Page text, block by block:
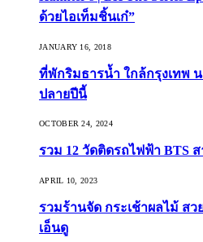
ด้วยไอเท็มชิ้นเก๋”
JANUARY 16, 2018
ที่พักริมธารน้ำ ใกล้กรุงเทพ
ปลายปีนี้
OCTOBER 24, 2024
รวม 12 วัดติดรถไฟฟ้า BTS
APRIL 10, 2023
รวมร้านจัด กระเช้าผลไม้ สว
เอ็นดู